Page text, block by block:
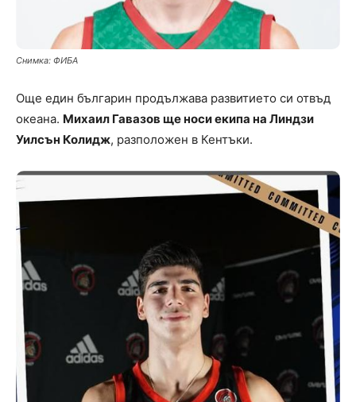
Снимка: ФИБА
Oще един българин продължава развитието си отвъд
океана. Михаил Гавазов ще носи екипа на Линдзи
Уилсън Колидж, разположен в Кентъки.